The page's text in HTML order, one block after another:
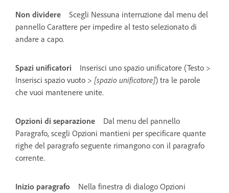
Non dividere
Scegli Nessuna interruzione dal menu del
pannello Carattere per impedire al testo selezionato di
andare a capo.
Spazi unificatori
Inserisci uno spazio unificatore (Testo >
Inserisci spazio vuoto > [spazio unificatore]) tra le parole
che vuoi mantenere unite.
Opzioni di separazione
Dal menu del pannello
Paragrafo, scegli Opzioni mantieni per specificare quante
righe del paragrafo seguente rimangono con il paragrafo
corrente.
Inizio paragrafo
Nella finestra di dialogo Opzioni